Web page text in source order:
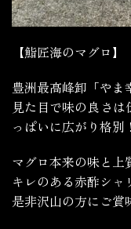
【鮨匠海のマグロ】
豊洲最高峰卸「やま
見た目で味の良さ
っぱいに広がり格別！
マグロ本来の味と上
キレのある赤酢シ
是非沢山の方にご賞